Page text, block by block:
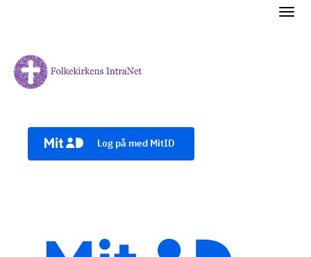
Log på med MitID